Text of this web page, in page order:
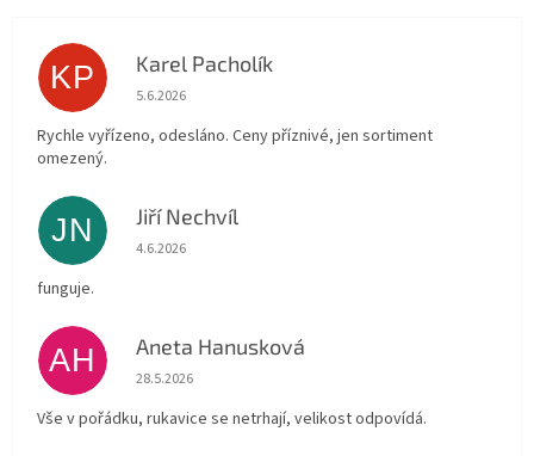
KP Karel Pacholík
Hodnocení obchodu je 4 z 5 hvězdiček.
5.6.2026
Rychle vyřízeno, odesláno. Ceny příznivé, jen sortiment
omezený.
JN Jiří Nechvíl
Hodnocení obchodu je 5 z 5 hvězdiček.
4.6.2026
funguje.
AH Aneta Hanusková
Hodnocení obchodu je 5 z 5 hvězdiček.
28.5.2026
Vše v pořádku, rukavice se netrhají, velikost odpovídá.